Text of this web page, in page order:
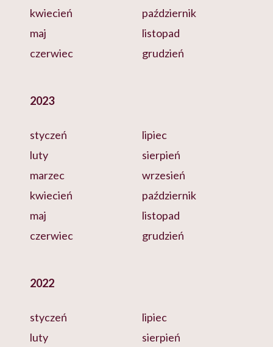
kwiecień
maj
czerwiec
październik
listopad
grudzień
2023
styczeń
luty
marzec
kwiecień
maj
czerwiec
lipiec
sierpień
wrzesień
październik
listopad
grudzień
2022
styczeń
luty
lipiec
sierpień